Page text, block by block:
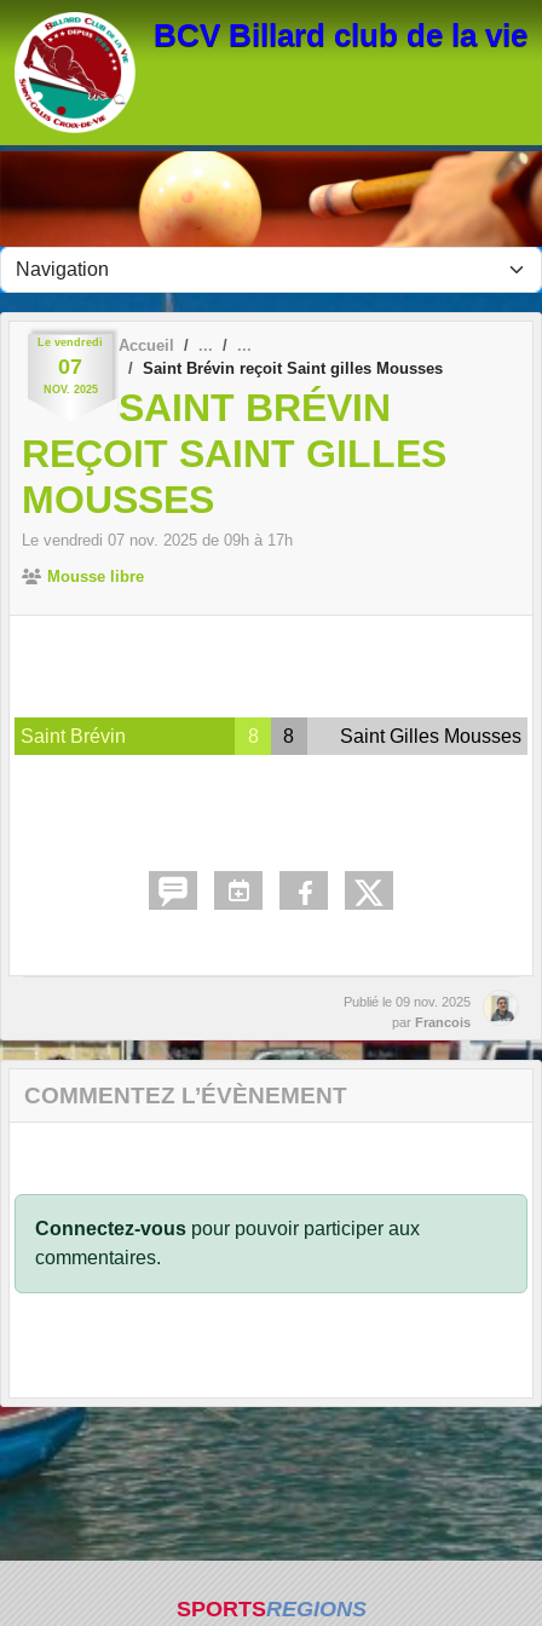
BCV Billard club de la vie
Le vendredi
07
NOV. 2025
Accueil
Saint Brévin reçoit Saint gilles Mousses
SAINT BRÉVIN
REÇOIT SAINT GILLES
MOUSSES
Le vendredi 07 nov. 2025 de 09h à 17h
Mousse libre
Saint Brévin 8 8 Saint Gilles Mousses
Publié le 09 nov. 2025
par Francois
COMMENTEZ L’ÉVÈNEMENT
Connectez-vous pour pouvoir participer aux
commentaires.
SPORTSREGIONS
Panneau de gestion des cookies